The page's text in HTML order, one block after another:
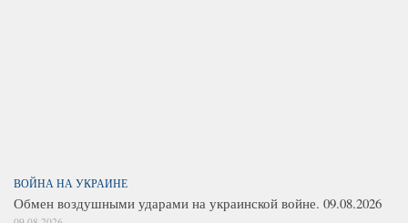
ВОЙНА НА УКРАИНЕ
Обмен воздушными ударами на украинской войне. 09.08.2026